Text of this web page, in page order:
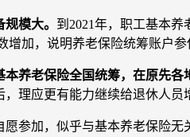
模大。 到2021年，职工基本
加，说明养老保险统筹账户参
养老保险全国统筹，在原先各
理应更有能力继续给退休人员
愿参加，似乎与基本养老保险